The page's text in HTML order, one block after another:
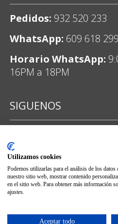
Pedidos: 932 520 233
WhatsApp: 609 618 299
Horario WhatsApp:
16PM a 18PM
SIGUENOS
Facebook
Utilizamos cookies
Podemos utilizarlas para el análisis de los
nuestro sitio web, mostrar contenido
en el sitio web. Para obtener más información
ajustes.
Aceptar todo